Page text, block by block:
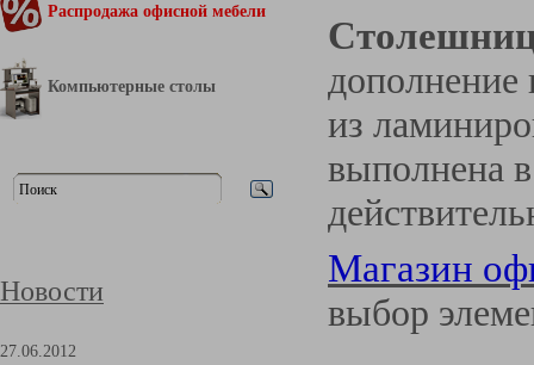
Распродажа офисной мебели
Компьютерные столы
Новости
27.06.2012
из
выполнена
Магазин
выбор